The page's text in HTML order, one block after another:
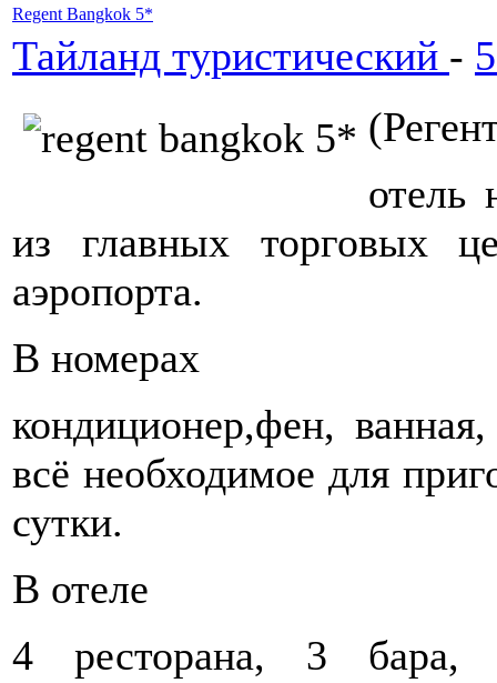
Regent Bangkok 5*
Тайланд туристический -
отель
из главных торговых
аэропорта.
В номерах
кондиционер,фен,
всё необходимое для
сутки.
В отеле
4 ресторана, 3 бара,